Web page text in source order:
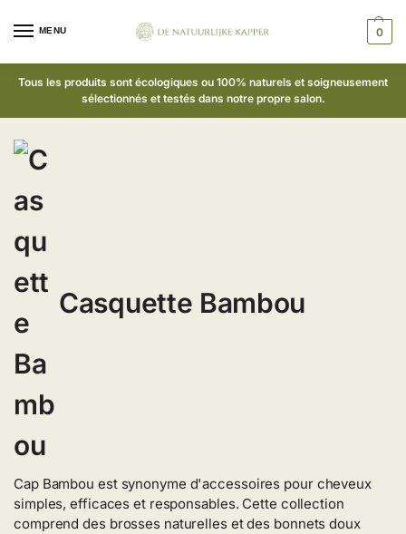
MENU 0
Tous les produits sont écologiques ou 100% naturels et soigneusement
sélectionnés et testés dans notre propre salon.
Casquette Bambou
Cap Bambou est synonyme d'accessoires pour cheveux
simples, efficaces et responsables. Cette collection
comprend des brosses naturelles et des bonnets doux